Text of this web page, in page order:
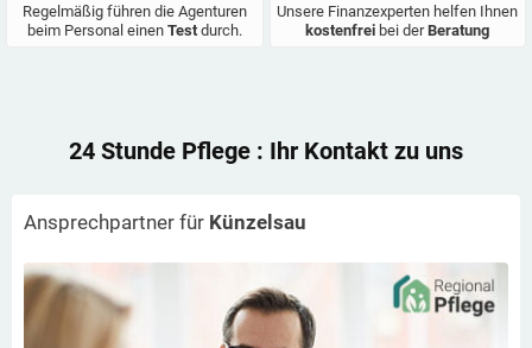
Regelmäßig führen die Agenturen
beim Personal einen Test durch.
Unsere Finanzexperten helfen Ihnen
kostenfrei bei derBeratung
24 Stunde Pflege : Ihr Kontakt zu uns
Ansprechpartner für Künzelsau